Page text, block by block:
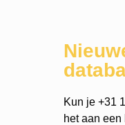
Kun je +31
het aan